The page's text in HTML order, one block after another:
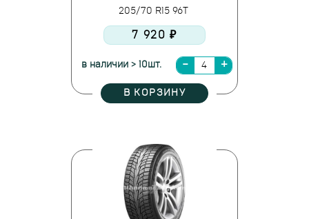
205/70 R15 96T
7 920 ₽
в наличии > 10шт.
В КОРЗИНУ